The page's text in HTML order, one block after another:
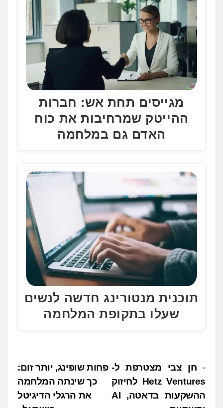
מגייסים תחת אש: חברות
ההייטק שמרחיבות את כוח
האדם גם במלחמה
תוכנית מנטורינג חדשה לנשים
שעלו בתקופת המלחמה
נ
י
ו
פחות שופינג, יותר זום:
כך שינתה המלחמה
את הרגלי הדיגיטל
חן צבי מצטרפת ל-
Hetz Ventures לחיזוק
ההשקעות בדאטה, AI